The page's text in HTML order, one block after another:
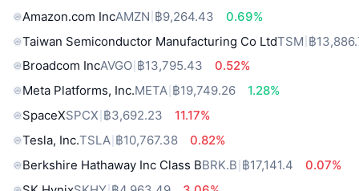
Amazon.com IncAMZN ฿9,264.43
0.69%
Taiwan Semiconductor Manufacturing Co LtdTSM ฿
Broadcom IncAVGO ฿13,795.43
0.52%
Meta Platforms, Inc.META ฿19,749.26
1.28%
SpaceXSPCX ฿3,692.23
11.17%
Tesla, Inc.TSLA ฿10,767.38
0.82%
Berkshire Hathaway Inc Class BBRK.B ฿17,141.4
0.07%